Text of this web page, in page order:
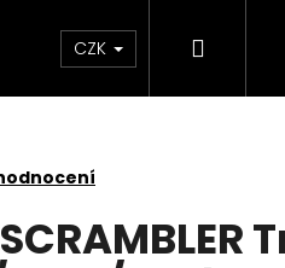
CZK Hledat